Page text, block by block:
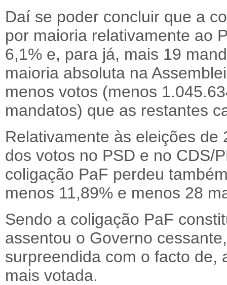
Daí se poder concluir que a
por maioria relativamente ao
6,1% e, para já, mais 19
maioria absoluta na
menos votos (menos
mandatos) que as restantes
Relativamente às eleições
dos votos no PSD e no CDS/
coligação PaF perdeu
menos 11,89% e menos 28
Sendo a coligação PaF
assentou o Governo
surpreendida com o facto de,
mais votada.